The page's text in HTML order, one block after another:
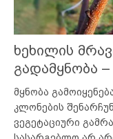
ხეხილის
გადამყნობა
მყნობა
კლონების
ვეგეტაციური